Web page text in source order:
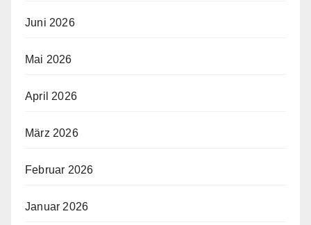
Juni 2026
Mai 2026
April 2026
März 2026
Februar 2026
Januar 2026